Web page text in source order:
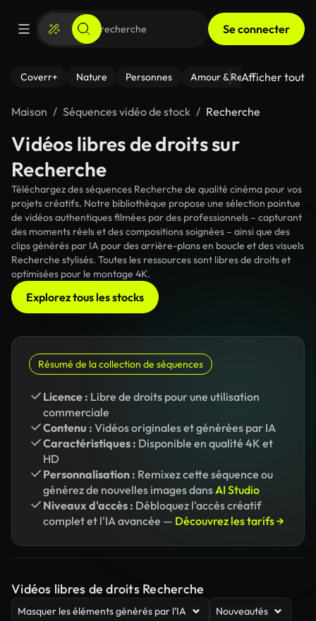
Se connecter
Coverr+ Nature Personnes Amour & Relations Le
Afficher tout
Maison Séquences vidéo de stock Recherche
Vidéos libres de droits sur
Recherche
Téléchargez des séquences Recherche de qualité cinéma pour vos
projets créatifs. Notre bibliothèque propose une sélection pointue
de vidéos authentiques filmées par des professionnels – capturant
des moments réels et des compositions soignées – ainsi que des
clips générés par IA pour des arrière-plans en boucle et des visuels
Recherche stylisés. Toutes les ressources sont libres de droits et
optimisées pour le montage 4K.
Explorez tous les stocks
Résumé de la collection de séquences
Licence : Libre de droits pour une utilisation
commerciale
Contenu : Vidéos originales et générées par IA
Caractéristiques : Disponible en qualité 4K et
HD
Personnalisation : Remixez cette séquence ou
générez de nouvelles images dansAI Studio
Niveaux d'accès : Débloquez l'accès créatif
complet et l'IA avancée — Découvrez les tarifs →
Vidéos libres de droits Recherche
Masquer les éléments générés par l’IA Nouveautés